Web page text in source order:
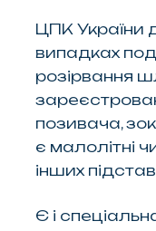
ЦПК України
випадках
розірвання
позивача,
є малолітні
інших
Є і